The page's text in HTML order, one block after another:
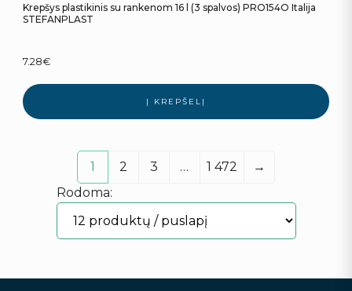
Krepšys plastikinis su rankenom 16 l (3 spalvos) PRO154O Italija
STEFANPLAST
7.28€
Į KREPŠELĮ
1 2 3 … 1 472
→
Rodoma: